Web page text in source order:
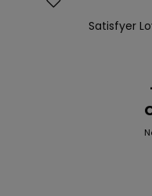
Satisfyer